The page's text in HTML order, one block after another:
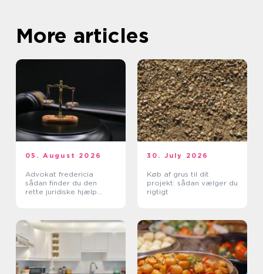
More articles
05. August 2026
Advokat fredericia
sådan finder du den
rette juridiske hjælp
30. July 2026
Køb af grus til dit
projekt: sådan vælger du
rigtigt